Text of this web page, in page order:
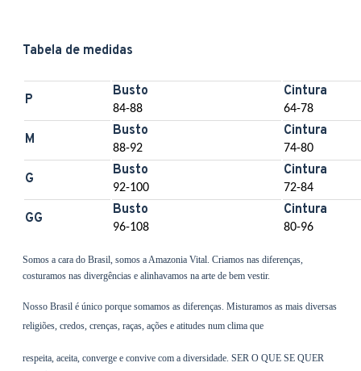
Tabela de medidas
P
Busto
84-88
Cintura
64-78
M
Busto
88-92
Cintura
74-80
G
Busto
92-100
Cintura
72-84
GG
Busto
96-108
Cintura
80-96
Somos a cara do Brasil, somos a Amazonia Vital. Criamos nas diferenças,
costuramos nas divergências e alinhavamos na arte de bem vestir.
Nosso Brasil é único porque somamos as diferenças. Misturamos as mais diversas
religiões, credos, crenças, raças, ações e atitudes num clima que
respeita, aceita, converge e convive com a diversidade. SER O QUE SE QUER